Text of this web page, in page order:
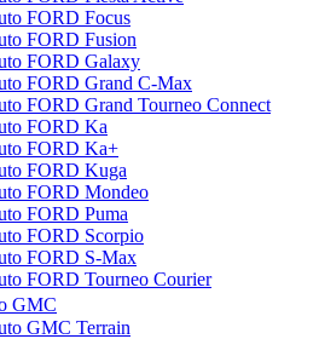
FORD Focus
FORD Fusion
FORD Galaxy
FORD Grand C-Max
FORD Grand Tourneo Connect
FORD Ka
FORD Ka+
FORD Kuga
FORD Mondeo
FORD Puma
FORD Scorpio
FORD S-Max
FORD Tourneo Courier
GMC
GMC Terrain